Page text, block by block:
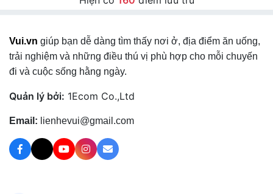
Vui.vn giúp bạn dễ dàng tìm thấy nơi ở, địa điểm ăn uống,
trải nghiệm và những điều thú vị phù hợp cho mỗi chuyến
đi và cuộc sống hằng ngày.
Quản lý bởi: 1Ecom Co.,Ltd
Email: lienhevui@gmail.com